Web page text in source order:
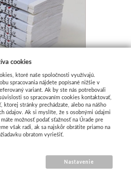
ručného papiera
C7 100g
Skladom
cookies
ktoré naše spoločnosti využívajú.
spracovania nájdete popísané nižšie v
variant. Ak by ste nás potrebovali
so spracovaním cookies kontaktovať,
ktorej stránky prechádzate, alebo na nášho
údajov. Ak si myslíte, že s osobnými údajmi
možnosť podať sťažnosť na Úrade pre
však radi, ak sa najskôr obrátite priamo na
obratom vyriešiť.
Nastavenie